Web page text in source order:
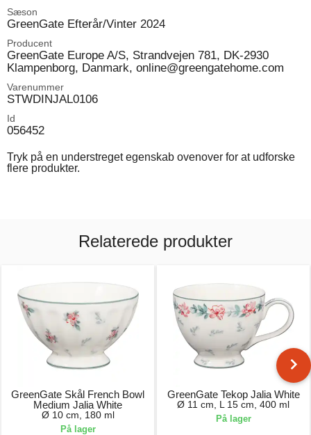
Sæson
GreenGate Efterår/Vinter 2024
Producent
GreenGate Europe A/S, Strandvejen 781, DK-2930
Klampenborg, Danmark, online@greengatehome.com
Varenummer
STWDINJAL0106
Id
056452
Tryk på en understreget egenskab ovenover for at udforske
flere produkter.
Relaterede produkter
GreenGate Skål French Bowl
Medium Jalia White
Ø 10 cm, 180 ml
På lager
GreenGate Tekop Jalia White
Ø 11 cm, L 15 cm, 400 ml
På lager